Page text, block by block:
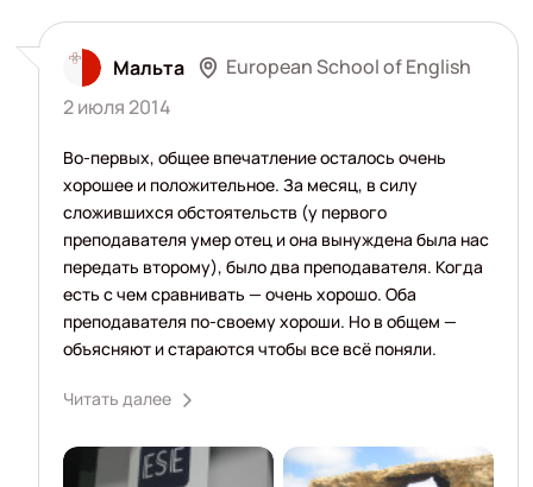
Мальта
European School of English
2 июля 2014
Во-первых, общее впечатление осталось очень
хорошее и положительное. За месяц, в силу
сложившихся обстоятельств (у первого
преподавателя умер отец и она вынуждена была нас
передать второму), было два преподавателя. Когда
есть с чем сравнивать — очень хорошо. Оба
преподавателя по-своему хороши. Но в общем —
объясняют и стараются чтобы все всё поняли.
Читать далее